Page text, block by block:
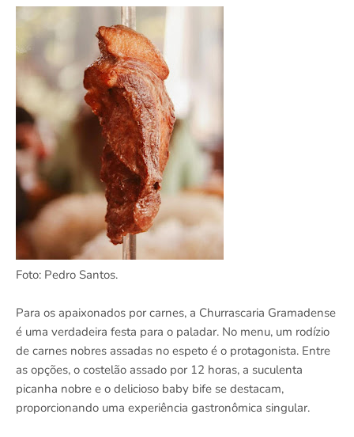
Foto: Pedro Santos.
Para os apaixonados por carnes, a Churrascaria Gramadense
é uma verdadeira festa para o paladar. No menu, um rodízio
de carnes nobres assadas no espeto é o protagonista. Entre
as opções, o costelão assado por 12 horas, a suculenta
picanha nobre e o delicioso baby bife se destacam,
proporcionando uma experiência gastronômica singular.